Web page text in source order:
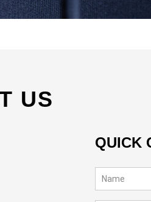
US
QUICK